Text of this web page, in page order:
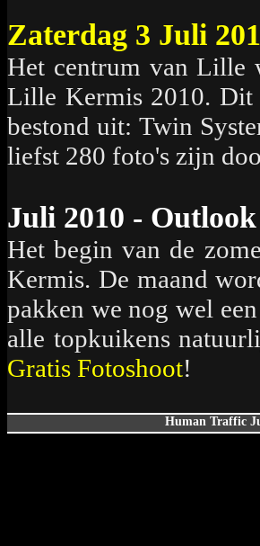
Zaterdag 3 Juli
Het centrum van Lille
Lille Kermis 2010. Dit
bestond uit: Twin
liefst 280 foto's zijn
Juli 2010 - Outlook
Het begin van de
Kermis. De maand
pakken we nog wel
alle topkuikens
Gratis Fotoshoot!
Human Traffic